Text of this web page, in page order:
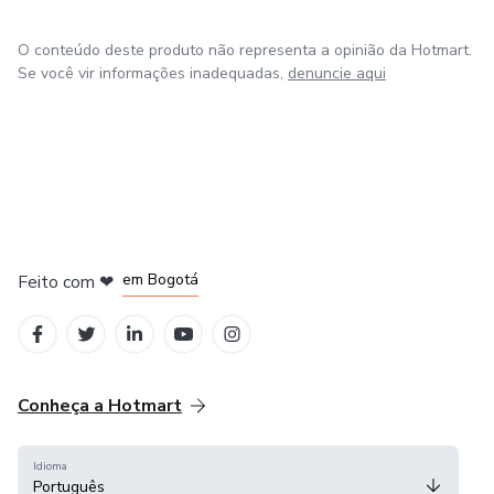
O conteúdo deste produto não representa a opinião da Hotmart.
Se você vir informações inadequadas, denuncie aqui
Feito com ❤ em Bogotá
Conheça a Hotmart
Idioma
Português